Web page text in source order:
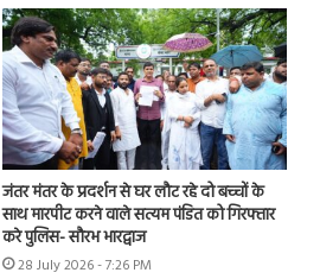
जंतर मंतर के प्रदर्शन से घर लौट रहे दो बच्चों के
साथ मारपीट करने वाले सत्यम पंडित को गिरफ्तार
करे पुलिस- सौरभ भारद्वाज
28 July 2026 - 7:26 PM